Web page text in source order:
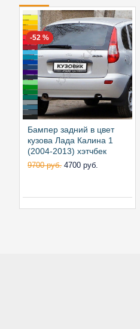
-52 %
Бампер задний в цвет
кузова Лада Калина 1
(2004-2013) хэтчбек
9700 руб. 4700 руб.